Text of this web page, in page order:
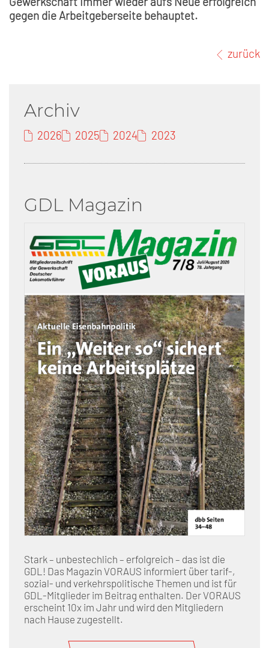
gegen die Arbeitgeberseite behauptet.
zurück
Archiv
2026 2025 2024 2023
GDL Magazin
Stark – unbestechlich – erfolgreich – das ist die
GDL! Das Magazin VORAUS informiert über tarif-,
sozial- und verkehrspolitische Themen und ist für
GDL-Mitglieder im Beitrag enthalten. Der VORAUS
erscheint 10x im Jahr und wird den Mitgliedern
nach Hause zugestellt.